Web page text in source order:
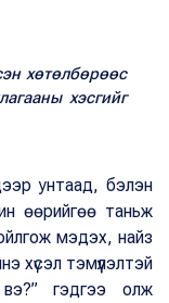
хөтөлбөрөөс
хэсгийг
унтаад, бэлэн
өөрийгөө таньж
мэдэх, найз
хүсэл тэмүүлэлтэй
гэдгээ олж